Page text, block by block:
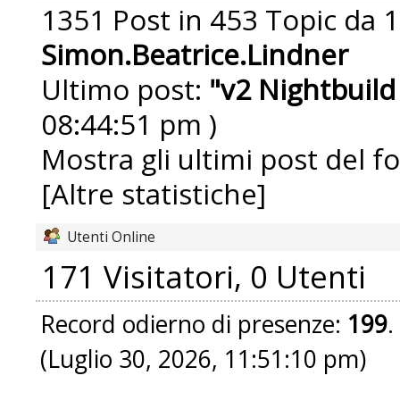
1351 Post in 453 Topic
Simon.Beatrice.Lindner
Ultimo post: "v2
08:44:51 pm )
Mostra gli ultimi post del
[Altre statistiche]
Utenti Online
171 Visitatori, 0 Utenti
Record odierno di presenze: 199
(Luglio 30, 2026, 11:51:10 pm)